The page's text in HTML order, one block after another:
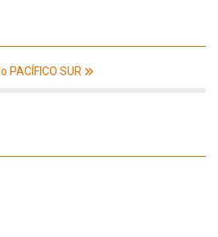
PACÍFICO SUR